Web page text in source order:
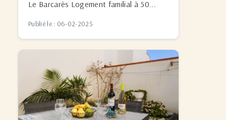
Le Barcarès Logement familial à 50...
Publié le : 06-02-2025